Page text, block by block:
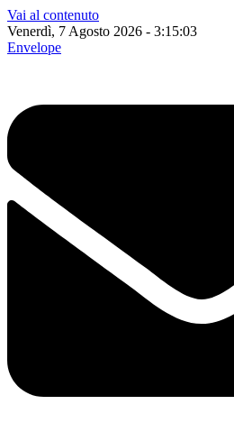
Vai al contenuto
Venerdì, 7 Agosto 2026 - 3:15:04
Envelope